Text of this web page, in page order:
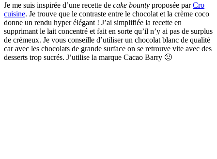
Je me suis inspirée d’une recette de cake bounty proposée parCro
cuisine. Je trouve que le contraste entre le chocolat et la crème coco
donne un rendu hyper élégant ! J’ai simplifiée la recette en
supprimant le lait concentré et fait en sorte qu’il n’y ai pas de surplus
de crémeux. Je vous conseille d’utiliser un chocolat blanc de qualité
car avec les chocolats de grande surface on se retrouve vite avec des
desserts trop sucrés. J’utilise la marque Cacao Barry 🙂